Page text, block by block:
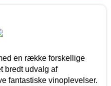
en række forskellige
bredt udvalg af
fantastiske vinoplevelser.